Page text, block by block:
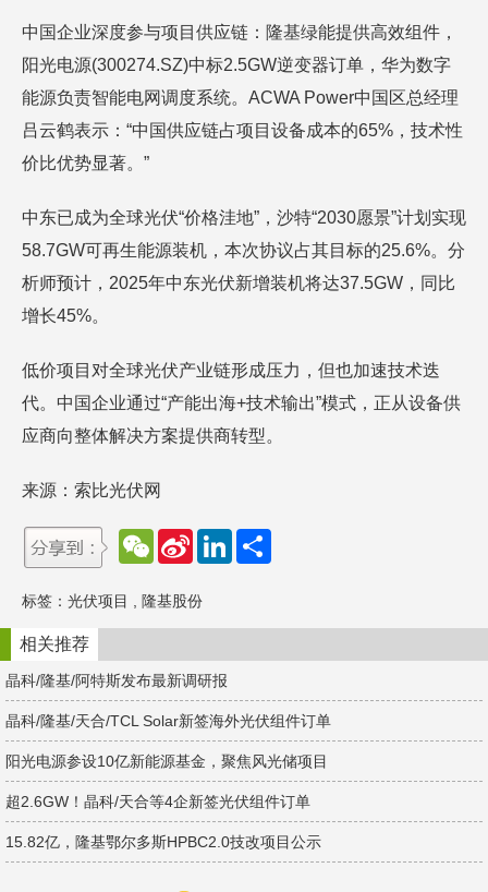
中国企业深度参与项目供应链：隆基绿能提供高效组件，
阳光电源(300274.SZ)中标2.5GW逆变器订单，华为数字
能源负责智能电网调度系统。ACWA Power中国区总经理
吕云鹤表示：“中国供应链占项目设备成本的65%，技术性
价比优势显著。”
中东已成为全球光伏“价格洼地”，沙特“2030愿景”计划实现
58.7GW可再生能源装机，本次协议占其目标的25.6%。分
析师预计，2025年中东光伏新增装机将达37.5GW，同比
增长45%。
低价项目对全球光伏产业链形成压力，但也加速技术迭
代。中国企业通过“产能出海+技术输出”模式，正从设备供
应商向整体解决方案提供商转型。
来源：索比光伏网
W
e
h
a
t
S
W
e
b
o
L
d
n
标签： 光伏项目 隆基股份
相关推荐
晶科/隆基/阿特斯发布最新调研报
晶科/隆基/天合/TCL Solar新签海外光伏组件订单
阳光电源参设10亿新能源基金，聚焦风光储项目
超2.6GW！晶科/天合等4企新签光伏组件订单
15.82亿，隆基鄂尔多斯HPBC2.0技改项目公示